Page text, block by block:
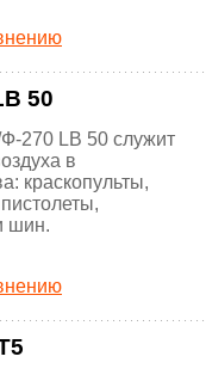
50
270 LB 50 служит
в
краскопульты,
шин.